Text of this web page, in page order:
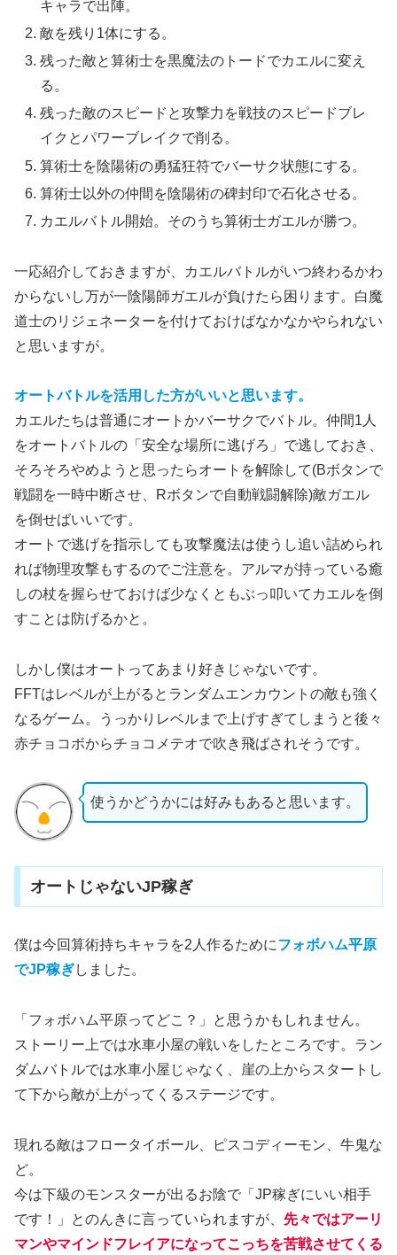
キャラで出陣。
敵を残り1体にする。
残った敵と算術士を黒魔法のトードでカエルに変え
る。
残った敵のスピードと攻撃力を戦技のスピードブレ
イクとパワーブレイクで削る。
算術士を陰陽術の勇猛狂符でバーサク状態にする。
算術士以外の仲間を陰陽術の碑封印で石化させる。
カエルバトル開始。そのうち算術士ガエルが勝つ。
一応紹介しておきますが、カエルバトルがいつ終わるかわ
からないし万が一陰陽師ガエルが負けたら困ります。白魔
道士のリジェネーターを付けておけばなかなかやられない
と思いますが。
オートバトルを活用した方がいいと思います。
カエルたちは普通にオートかバーサクでバトル。仲間1人
をオートバトルの「安全な場所に逃げろ」で逃しておき、
そろそろやめようと思ったらオートを解除して(Bボタンで
戦闘を一時中断させ、Rボタンで自動戦闘解除)敵ガエル
を倒せばいいです。
オートで逃げを指示しても攻撃魔法は使うし追い詰められ
れば物理攻撃もするのでご注意を。アルマが持っている癒
しの杖を握らせておけば少なくともぶっ叩いてカエルを倒
すことは防げるかと。
しかし僕はオートってあまり好きじゃないです。
FFTはレベルが上がるとランダムエンカウントの敵も強く
なるゲーム。うっかりレベルまで上げすぎてしまうと後々
赤チョコボからチョコメテオで吹き飛ばされそうです。
使うかどうかには好みもあると思います。
オートじゃないJP稼ぎ
僕は今回算術持ちキャラを2人作るためにフォボハム平原
でJP稼ぎしました。
「フォボハム平原ってどこ？」と思うかもしれません。
ストーリー上では水車小屋の戦いをしたところです。ラン
ダムバトルでは水車小屋じゃなく、崖の上からスタートし
て下から敵が上がってくるステージです。
現れる敵はフロータイボール、ピスコディーモン、牛鬼な
ど。
今は下級のモンスターが出るお陰で「JP稼ぎにいい相手
です！」とのんきに言っていられますが、 先々ではアーリ
マンやマインドフレイアになってこっちを苦戦させてくる